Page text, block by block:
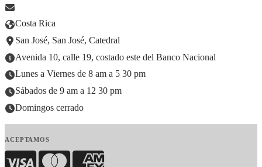
Costa Rica
San José, San José, Catedral
Avenida 10, calle 19, costado este del Banco Nacional
Lunes a Viernes de 8 am a 5 30 pm
Sábados de 9 am a 12 30 pm
Domingos cerrado
ACEPTAMOS
Visa MasterCardAmerican Express